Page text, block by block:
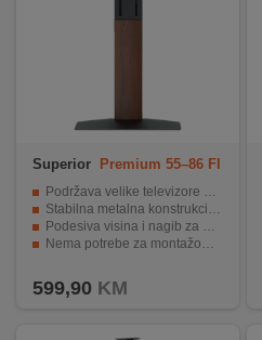
Superior Premium 55–86 Fl
Podržava velike televizore od 55" do 86"
Stabilna metalna konstrukcija visoke nosivosti
Podesiva visina i nagib za optimalan ugao gledanja
Nema potrebe za montažom na zid
599,90 KM